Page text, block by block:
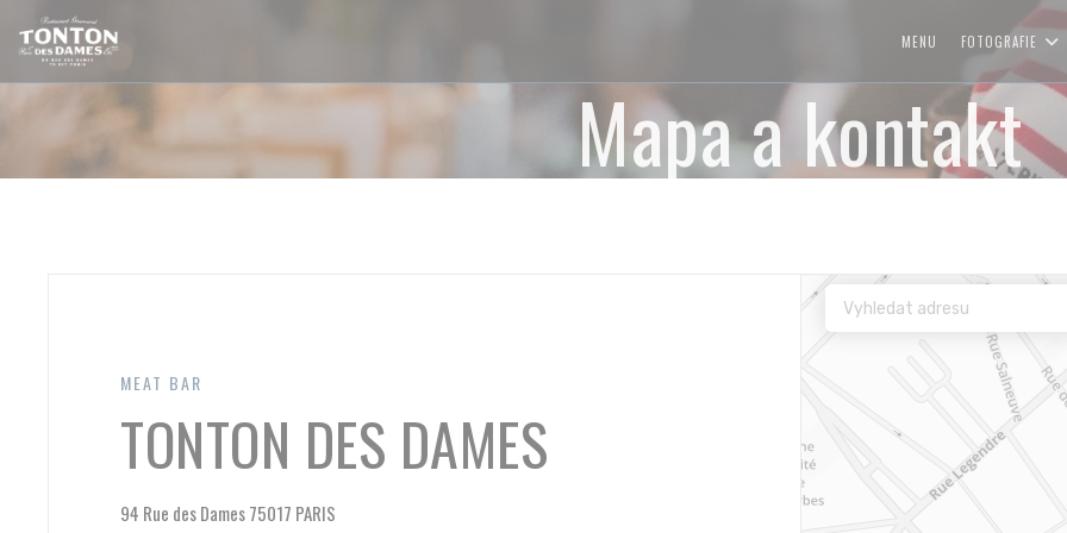
Panel pro správu cookies
MENU FOTOGRAFIE
Mapa a kontakt
MEAT BAR
TONTON DES DAMES
94 Rue des Dames 75017 PARIS